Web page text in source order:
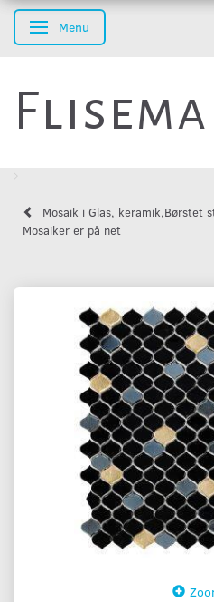
Skifte navigation
Menu
Mosaik i Glas, keramik,Børstet
Mosaiker er på net